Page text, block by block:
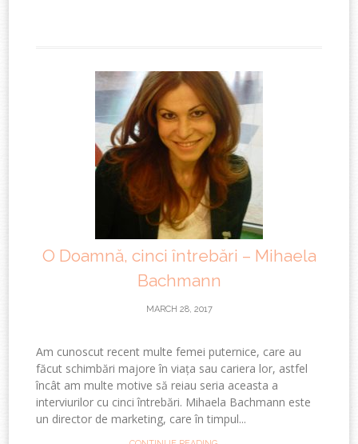
O Doamnă, cinci întrebări – Mihaela
Bachmann
MARCH 28, 2017
Am cunoscut recent multe femei puternice, care au
făcut schimbări majore în viața sau cariera lor, astfel
încât am multe motive să reiau seria aceasta a
interviurilor cu cinci întrebări. Mihaela Bachmann este
un director de marketing, care în timpul...